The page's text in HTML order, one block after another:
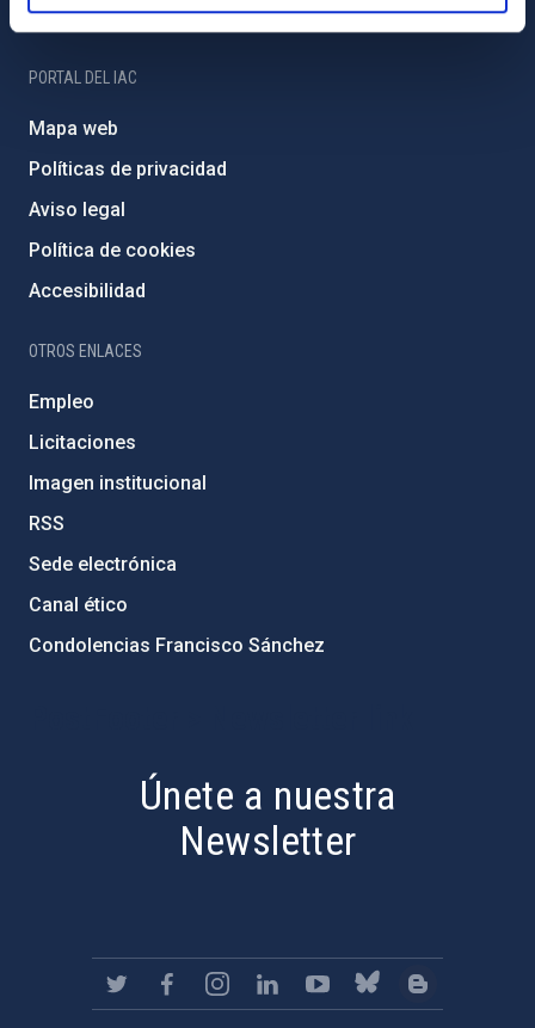
Amigos del IAC
PORTAL DEL IAC
Mapa web
Políticas de privacidad
Aviso legal
Política de cookies
Accesibilidad
OTROS ENLACES
Empleo
Licitaciones
Imagen institucional
RSS
Sede electrónica
Canal ético
Condolencias Francisco Sánchez
Únete a nuestra
Newsletter